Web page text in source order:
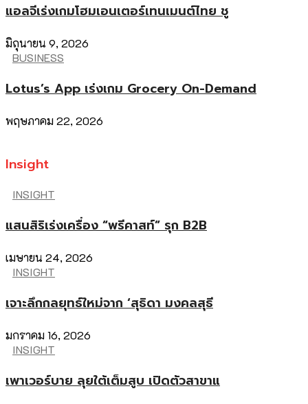
แอลจีเร่งเกมโฮมเอนเตอร์เทนเมนต์ไทย ชู
มิถุนายน 9, 2026
BUSINESS
Lotus’s App เร่งเกม Grocery On-Demand
พฤษภาคม 22, 2026
Insight
INSIGHT
แสนสิริเร่งเครื่อง “พรีคาสท์” รุก B2B
เมษายน 24, 2026
INSIGHT
เจาะลึกกลยุทธ์ใหม่จาก ‘สุธิดา มงคลสุธี
มกราคม 16, 2026
INSIGHT
เพาเวอร์บาย ลุยใต้เต็มสูบ เปิดตัวสาขาแ